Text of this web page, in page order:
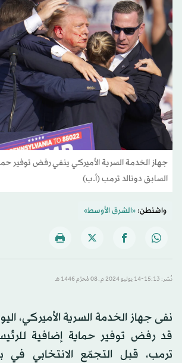
جهاز الخدمة السرية الأميركي ينفي رفض توفير
السابق دونالد ترمب (أ.ب)
واشنطن:«الشرق الأوسط»
نُشر: 15:13-14 يوليو 2024 م ـ 08 مُحرَّم 1446 هـ
نفى جهاز الخدمة السرية الأميركي،
قد رفض توفير حماية إضافية
ترمب، قبل التجمّع الانتخابي في